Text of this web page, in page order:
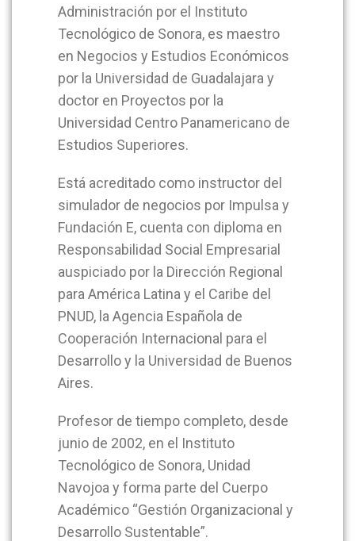
Administración por el Instituto
Tecnológico de Sonora, es maestro
en Negocios y Estudios Económicos
por la Universidad de Guadalajara y
doctor en Proyectos por la
Universidad Centro Panamericano de
Estudios Superiores.
Está acreditado como instructor del
simulador de negocios por Impulsa y
Fundación E, cuenta con diploma en
Responsabilidad Social Empresarial
auspiciado por la Dirección Regional
para América Latina y el Caribe del
PNUD, la Agencia Española de
Cooperación Internacional para el
Desarrollo y la Universidad de Buenos
Aires.
Profesor de tiempo completo, desde
junio de 2002, en el Instituto
Tecnológico de Sonora, Unidad
Navojoa y forma parte del Cuerpo
Académico “Gestión Organizacional y
Desarrollo Sustentable”.